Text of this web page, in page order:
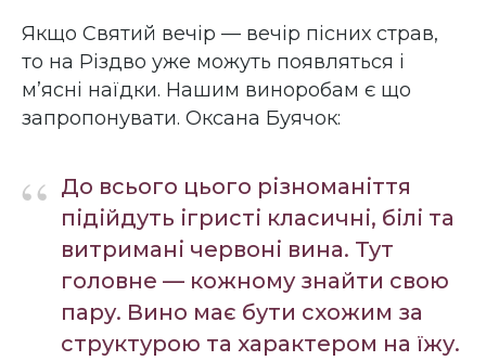
Якщо Святий вечір — вечір пісних страв,
то на Різдво уже можуть появляться і
м’ясні наїдки. Нашим виноробам є що
запропонувати. Оксана Буячок:
“ До всього цього різноманіття
підійдуть ігристі класичні, білі та
витримані червоні вина. Тут
головне — кожному знайти свою
пару. Вино має бути схожим за
структурою та характером на їжу.